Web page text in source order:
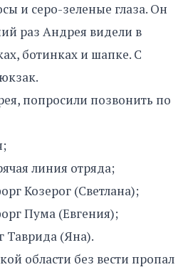
и серо-зеленые глаза. Он
раз Андрея видели в
ботинках и шапке. С
попросили позвонить по
линия отряда;
Козерог (Светлана);
Пума (Евгения);
Таврида (Яна).
области без вести пропал